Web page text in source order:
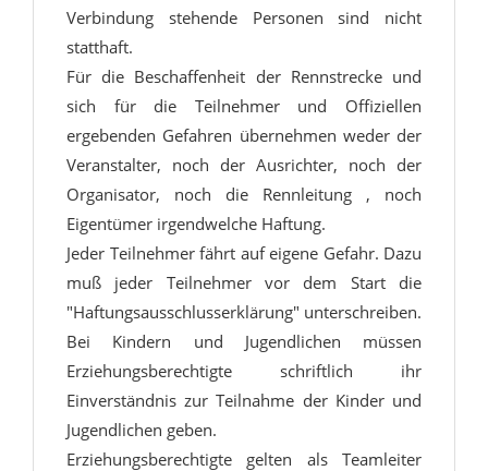
Verbindung stehende Personen sind nicht
statthaft.
Für die Beschaffenheit der Rennstrecke und
sich für die Teilnehmer und Offiziellen
ergebenden Gefahren übernehmen weder der
Veranstalter, noch der Ausrichter, noch der
Organisator, noch die Rennleitung ‚ noch
Eigentümer irgendwelche Haftung.
Jeder Teilnehmer fährt auf eigene Gefahr. Dazu
muß jeder Teilnehmer vor dem Start die
"Haftungsausschlusserklärung" unterschreiben.
Bei Kindern und Jugendlichen müssen
Erziehungsberechtigte schriftlich ihr
Einverständnis zur Teilnahme der Kinder und
Jugendlichen geben.
Erziehungsberechtigte gelten als Teamleiter